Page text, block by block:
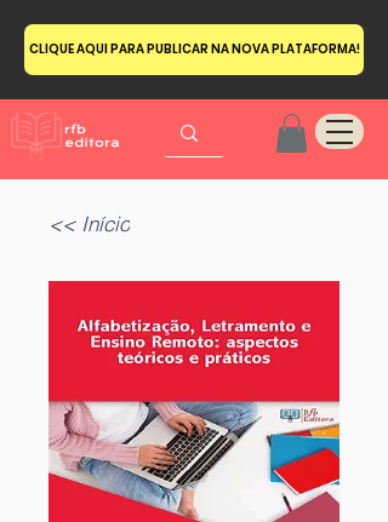
CLIQUE AQUI PARA PUBLICAR NA NOVA PLATAFORMA!
<< Início